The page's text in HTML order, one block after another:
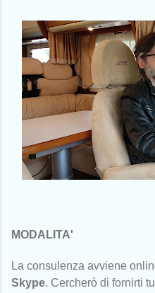
MODALITA'
La consulenza avviene
Skype. Cercherò di fornirti